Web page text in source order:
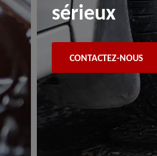
sérieux
CONTACTEZ-NOUS